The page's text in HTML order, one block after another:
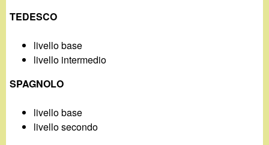
TEDESCO
livello base
livello intermedio
SPAGNOLO
livello base
livello secondo